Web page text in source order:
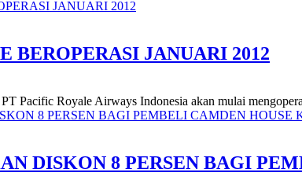
BEROPERASI JANUARI 2012
Pacific Royale Airways Indonesia akan mulai
DISKON 8 PERSEN BAGI